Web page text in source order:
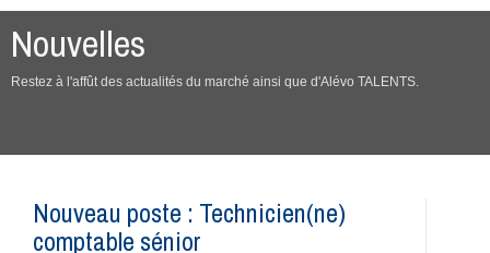
Nouvelles
Restez à l'affût des actualités du marché ainsi que d'Alévo TALENTS.
Nouveau poste : Technicien(ne)
comptable sénior